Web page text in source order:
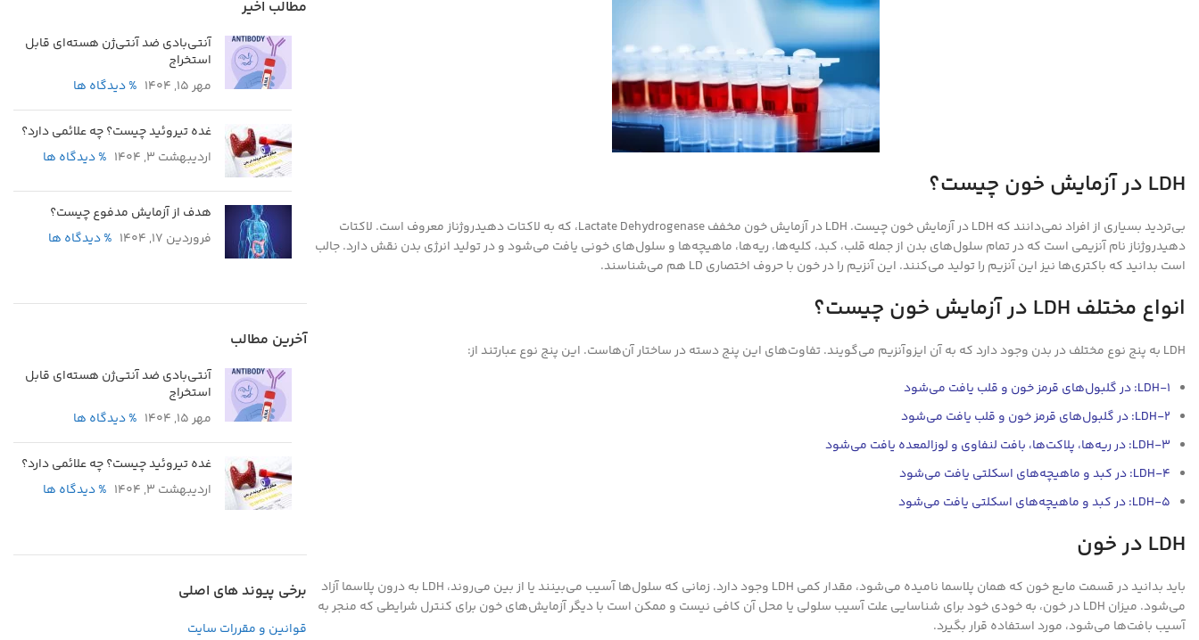
LDH در آزمایش خون چیست؟
بی‌تردید بسیاری از افراد نمی‌دانند که LDH در آزمایش خون چیست. LDH در آزمایش خون مخفف Lactate Dehydrogenase، که به لاکتات دهیدروژناز معروف است. لاکتات
دهیدروژناز نام آنزیمی است که در تمام سلول‌های بدن از جمله قلب، کبد، کلیه‌ها، ریه‌ها، ماهیچه‌ها و سلول‌های خونی یافت می‌شود و در تولید انرژی بدن نقش دارد. جالب
است بدانید که باکتری‌ها نیز این آنزیم را تولید می‌کنند. این آنزیم را در خون با حروف اختصاری LD هم می‌شناسند.
انواع مختلف LDH در آزمایش خون چیست؟
LDH به پنج نوع مختلف در بدن وجود دارد که به آن ایزوآنزیم می‌گویند. تفاوت‌های این پنج دسته در ساختار آن‌هاست. این پنج نوع عبارتند از:
LDH-1: در گلبول‌های قرمز خون و قلب یافت می‌شود
LDH-2: در گلبول‌های قرمز خون و قلب یافت می‌شود
LDH-3: در ریه‌ها، پلاکت‌ها، بافت لنفاوی و لوزالمعده یافت می‌شود
LDH-4: در کبد و ماهیچه‌های اسکلتی یافت می‌شود
LDH-5: در کبد و ماهیچه‌های اسکلتی یافت می‌شود
LDH در خون
باید بدانید در قسمت مایع خون که همان پلاسما نامیده می‌شود، مقدار کمی LDH وجود دارد. زمانی که سلول‌ها آسیب می‌بینند یا از بین می‌روند، LDH به درون پلاسما آزاد
می‌شود. میزان LDH در خون، به خودی خود برای شناسایی علت آسیب سلولی یا محل آن کافی نیست و ممکن است با دیگر آزمایش‌های خون برای کنترل شرایطی که منجر به
آسیب بافت‌ها می‌شود، مورد استفاده قرار بگیرد.
مطالب اخیر
آنتی‌بادی ضد آنتی‌ژن هسته‌ای قابل
استخراج
مهر 15, 1404
% دیدگاه ها
غده تیروئید چیست؟ چه علائمی دارد؟
اردیبهشت 3, 1404
% دیدگاه ها
هدف از آزمایش مدفوع چیست؟
فروردین 17, 1404
% دیدگاه ها
آخرین مطالب
آنتی‌بادی ضد آنتی‌ژن هسته‌ای قابل
استخراج
مهر 15, 1404
% دیدگاه ها
غده تیروئید چیست؟ چه علائمی دارد؟
اردیبهشت 3, 1404
% دیدگاه ها
برخی پیوند های اصلی
قوانین و مقررات سایت